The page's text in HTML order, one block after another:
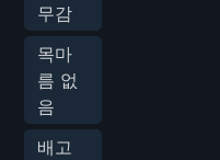
무감
목마
름 없
음
배고